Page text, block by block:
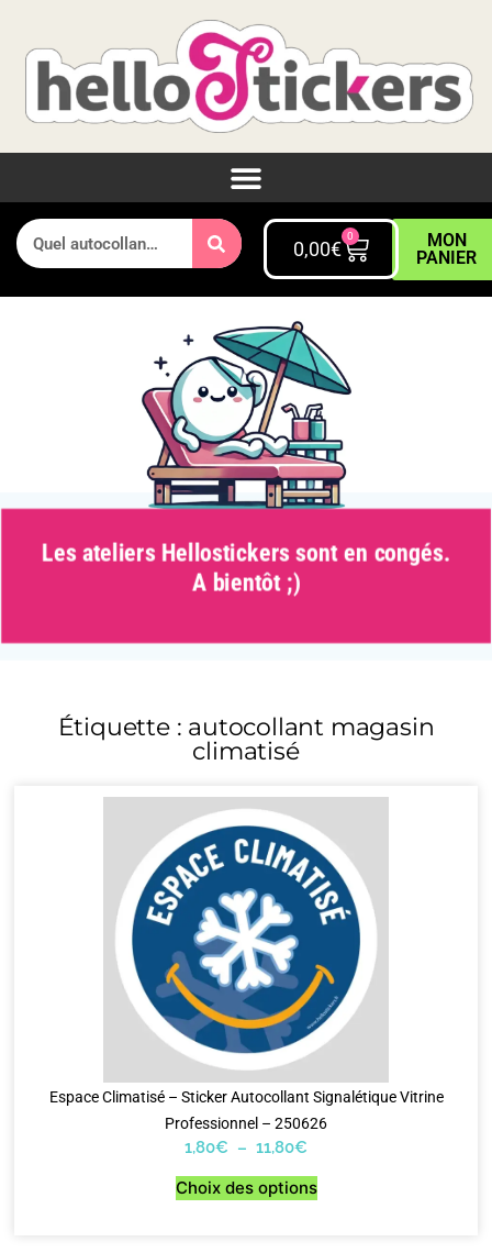
0,00€
0
MON
PANIER
Les ateliers Hellostickers sont en congés.
A bientôt ;)
Étiquette : autocollant magasin
climatisé
Espace Climatisé – Sticker Autocollant Signalétique Vitrine
Professionnel – 250626
1,80€ – 11,80€
Choix des options